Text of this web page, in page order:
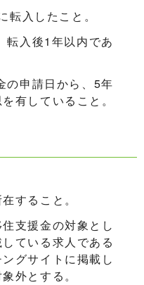
入したこと。
入後1年以内であ
申請日から、5年
有していること。
すること。
支援金の対象とし
ている求人である
グサイトに掲載し
外とする。